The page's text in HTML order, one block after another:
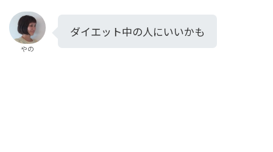
やの
ダイエット中の人にいいかも